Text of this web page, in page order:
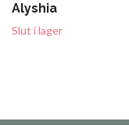
Alyshia
Slut i lager